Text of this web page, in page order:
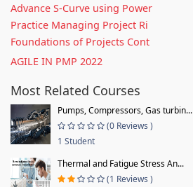
Advance S-Curve using Power
Practice Managing Project Ri
Foundations of Projects Cont
AGILE IN PMP 2022
Most Related Courses
Pumps, Compressors, Gas turbin...
(0 Reviews )
1 Student
Thermal and Fatigue Stress An...
(1 Reviews )